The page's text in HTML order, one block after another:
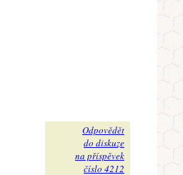
Odpovědět
do diskuze
na příspěvek
číslo 4212